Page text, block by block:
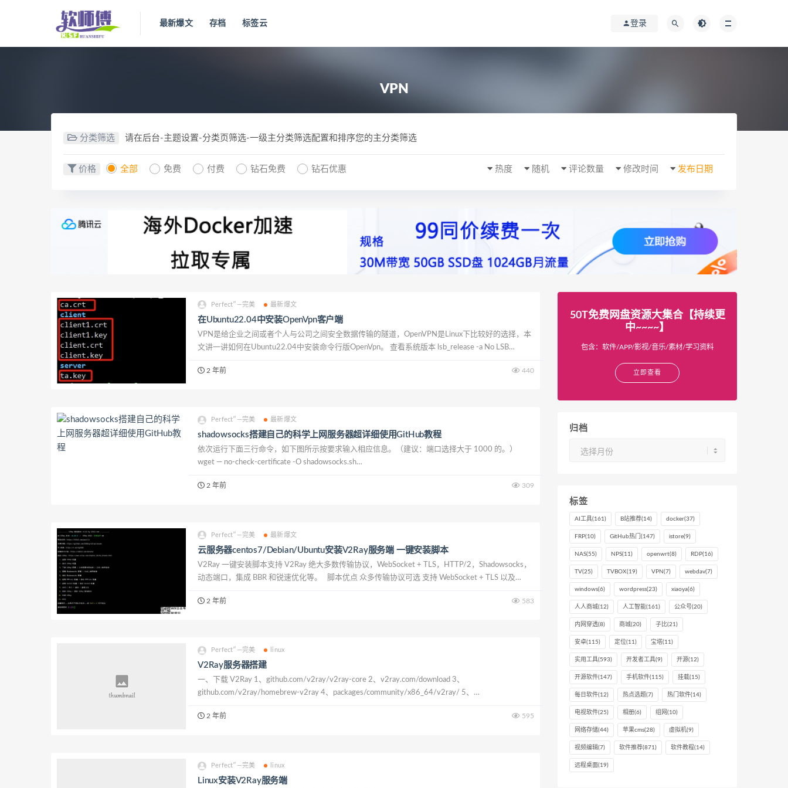
最新爆文 存档 标签云 登录
VPN
分类筛选 请在后台-主题设置-分类页筛选-一级主分类筛选配置和排序您的主分类筛选
价格 全部 免费 付费 钻石免费 钻石优惠 发布日期
修改时间
评论数量
随机
热度
Perfect″—完美 最新爆文
在Ubuntu22.04中安装OpenVpn客户端
VPN是给企业之间或者个人与公司之间安全数据传输的隧道，OpenVPN是Linux下比较好的选择，本
文讲一讲如何在Ubuntu22.04中安装命令行版OpenVpn。 查看系统版本 lsb_release -a No LSB
2 年前 440
Perfect″—完美 最新爆文
shadowsocks搭建自己的科学上网服务器超详细使用GitHub教程
依次运行下面三行命令，如下图所示按要求输入相应信息。（建议：端口选择大于 1000 的。）
wget — no-check-certificate -O shadowsocks.sh
2 年前 309
Perfect″—完美 最新爆文
云服务器centos7/Debian/Ubuntu安装V2Ray服务端 一键安装脚本
V2Ray 一键安装脚本支持 V2Ray 绝大多数传输协议，WebSocket + TLS，HTTP/2，Shadowsocks，
动态端口，集成 BBR 和锐速优化等。 脚本优点 众多传输协议可选 支持 WebSocket + TLS 以及
2 年前 583
Perfect″—完美 linux
V2Ray服务器搭建
一、下载 V2Ray 1、github.com/v2ray/v2ray-core 2、v2ray.com/download 3、
github.com/v2ray/homebrew-v2ray 4、packages/community/x86_64/v2ray/ 5、
2 年前 595
Perfect″—完美 linux
Linux安装V2Ray服务端
50T免费网盘资源大集合【持续更
中~~~~】
包含：软件/APP/影视/音乐/素材/学习资料
立即查看
归档
标签
AI工具(161) B站推荐(14) docker(37)
FRP(10) GitHub热门 (147) istore(9)
NAS(55) NPS(11) openwrt(8) RDP(16)
TV(25) TVBOX(19) VPN (7) webdav(7)
windows(6) wordpress(23) xiaoya(6)
人人商城(12) 人工智能(161) 公众号(20)
内网穿透(8) 商城(20) 子比(21)
安卓(115) 定位(11) 宝塔(11)
实用工具(593) 开发者工具(9) 开源(12)
开源软件(147) 手机软件(115) 挂载(15)
每日软件(12) 热点选题(7) 热门软件(14)
电视软件(25) 相册(6) 组网 (10)
网络存储(44) 苹果cms(28) 虚拟机(9)
视频编辑(7) 软件推荐(871) 软件教程(14)
远程桌面(19)